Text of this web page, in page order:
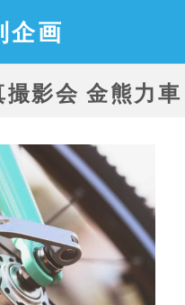
企画
影会 金熊力車